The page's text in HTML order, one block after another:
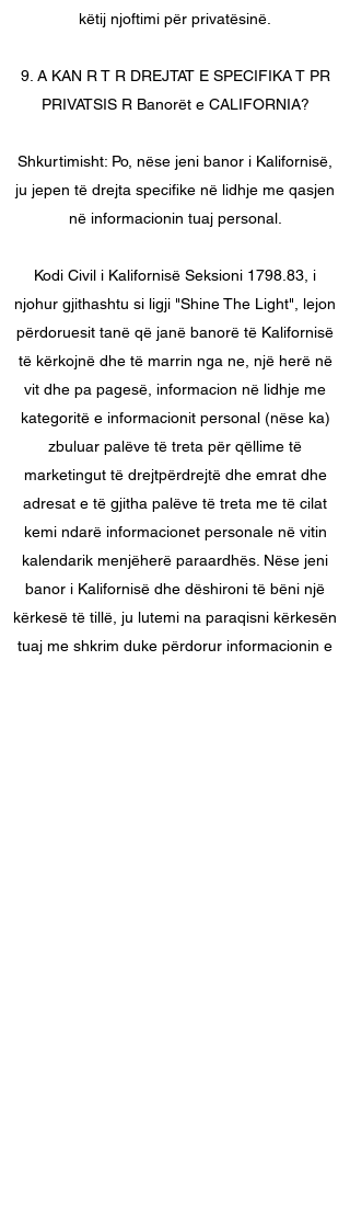
këtij njoftimi për privatësinë.
9. A KAN R T R DREJTAT E SPECIFIKA T PR
PRIVATSIS R Banorët e CALIFORNIA?
Shkurtimisht: Po, nëse jeni banor i Kalifornisë,
ju jepen të drejta specifike në lidhje me qasjen
në informacionin tuaj personal.
Kodi Civil i Kalifornisë Seksioni 1798.83, i
njohur gjithashtu si ligji "Shine The Light", lejon
përdoruesit tanë që janë banorë të Kalifornisë
të kërkojnë dhe të marrin nga ne, një herë në
vit dhe pa pagesë, informacion në lidhje me
kategoritë e informacionit personal (nëse ka)
zbuluar palëve të treta për qëllime të
marketingut të drejtpërdrejtë dhe emrat dhe
adresat e të gjitha palëve të treta me të cilat
kemi ndarë informacionet personale në vitin
kalendarik menjëherë paraardhës. Nëse jeni
banor i Kalifornisë dhe dëshironi të bëni një
kërkesë të tillë, ju lutemi na paraqisni kërkesën
tuaj me shkrim duke përdorur informacionin e